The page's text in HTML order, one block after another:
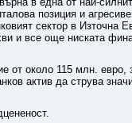
позиция и
сектор в Източна
и все още ниската
от около 115 млн. евро,
актив да струва